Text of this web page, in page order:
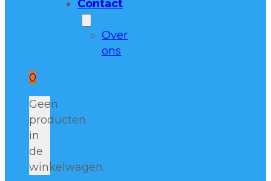
Contact
Over
ons
0
Geen
producten
in
de
winkelwagen.